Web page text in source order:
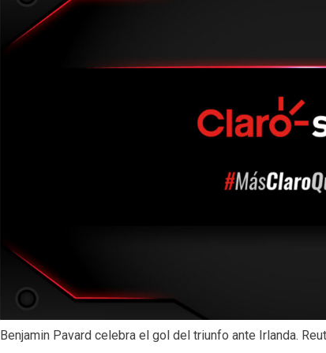
Benjamin Pavard celebra el gol del triunfo ante Irlanda.